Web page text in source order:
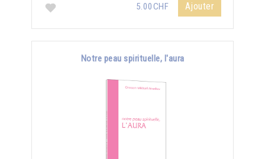
5.00CHF Ajouter
Notre peau spirituelle, l'aura